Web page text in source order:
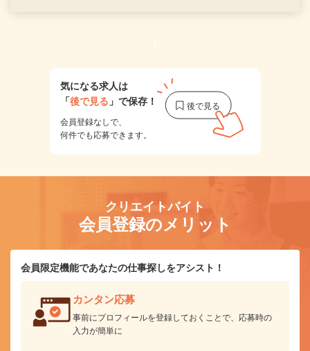
1
気になる求人は
「後で見る 」で保存！
会員登録なしで、
何件でも応募できます。
クリエイトバイト
会員登録のメリット
会員限定機能であなたの仕事探しをアシスト！
カンタン応募
事前にプロフィールを登録しておくことで、応募時の
入力が簡単に